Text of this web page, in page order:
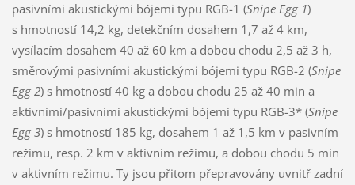
pasivními akustickými bójemi typu RGB-1 (Snipe Egg 1)
s hmotností 14,2 kg, detekčním dosahem 1,7 až 4 km,
vysílacím dosahem 40 až 60 km a dobou chodu 2,5 až 3 h,
směrovými pasivními akustickými bójemi typu RGB-2 (Snipe
Egg 2) s hmotností 40 kg a dobou chodu 25 až 40 min a
aktivními/pasivními akustickými bójemi typu RGB-3* (Snipe
Egg 3) s hmotností 185 kg, dosahem 1 až 1,5 km v pasivním
režimu, resp. 2 km v aktivním režimu, a dobou chodu 5 min
v aktivním režimu. Ty jsou přitom přepravovány uvnitř zadní